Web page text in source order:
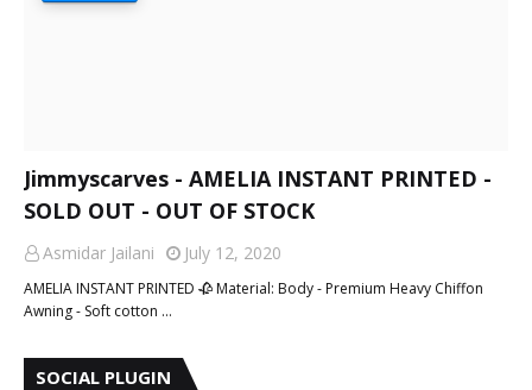
Jimmyscarves - AMELIA INSTANT PRINTED -
SOLD OUT - OUT OF STOCK
Asmidar Jailani July 12, 2020
AMELIA INSTANT PRINTED 🥀 Material: Body - Premium Heavy Chiffon
Awning - Soft cotton …
SOCIAL PLUGIN